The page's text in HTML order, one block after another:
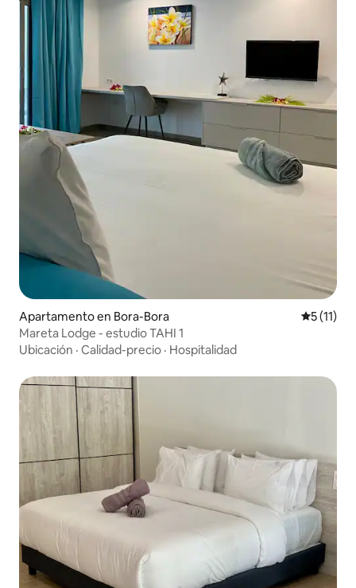
Apartamento en Bora-Bora
5 (11)
Mareta Lodge - estudio TAHI 1
Ubicación · Calidad-precio · Hospitalidad